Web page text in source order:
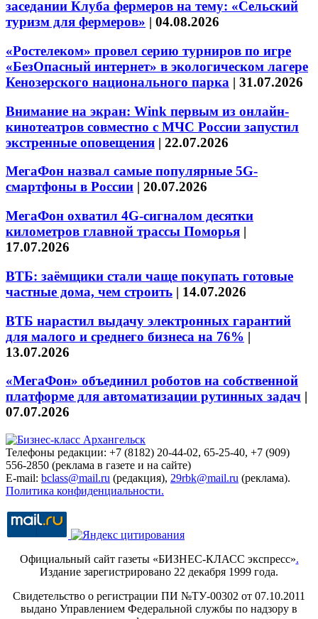
заседании Клуба фермеров на тему: «Сельский
туризм для фермеров» | 04.08.2026
«Ростелеком» провел серию турниров по игре
«БезОпасный интернет» в экологическом лагере
Кенозерского национального парка | 31.07.2026
Внимание на экран: Wink первым из онлайн-
кинотеатров совместно с МЧС России запустил
экстренные оповещения | 22.07.2026
МегаФон назвал самые популярные 5G-
смартфоны в России | 20.07.2026
МегаФон охватил 4G-сигналом десятки
километров главной трассы Поморья |
17.07.2026
ВТБ: заёмщики стали чаще покупать готовые
частные дома, чем строить | 14.07.2026
ВТБ нарастил выдачу электронных гарантий
для малого и среднего бизнеса на 76% |
13.07.2026
«МегаФон» объединил роботов на собственной
платформе для автоматизации рутинных задач |
07.07.2026
Телефоны редакции: +7 (8182) 20-44-02, 65-25-40, +7 (909)
556-2850 (реклама в газете и на сайте)
E-mail: bclass@mail.ru (редакция), 29rbk@mail.ru (реклама).
Политика конфиденциальности.
Официальный сайт газеты «БИЗНЕС-КЛАСС экспресс».
Издание зарегистрировано 22 декабря 1999 года.
Свидетельство о регистрации ПИ №ТУ-00302 от 07.10.2011
выдано Управлением Федеральной службы по надзору в